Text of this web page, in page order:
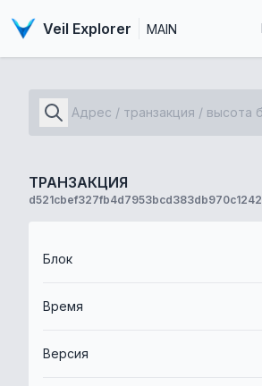
Veil Explorer MAIN
ТРАНЗАКЦИЯ
Блок
Время
Версия